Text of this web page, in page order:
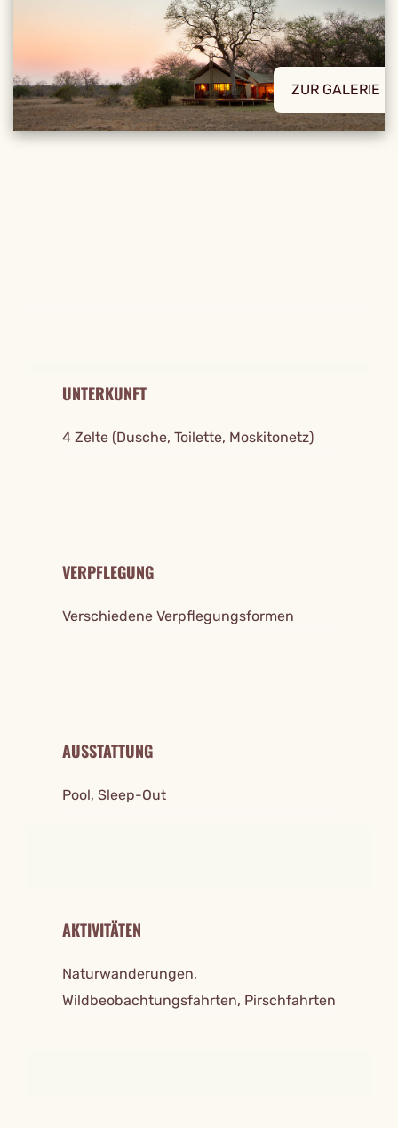
ZUR GALERIE
UNTERKUNFT
4 Zelte (Dusche, Toilette, Moskitonetz)
VERPFLEGUNG
Verschiedene Verpflegungsformen
AUSSTATTUNG
Pool, Sleep-Out
AKTIVITÄTEN
Naturwanderungen,
Wildbeobachtungsfahrten, Pirschfahrten